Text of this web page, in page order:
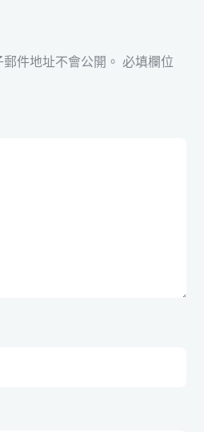
件地址不會公開。 必填欄位